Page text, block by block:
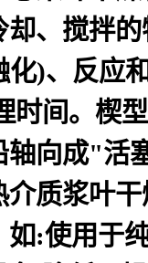
、搅拌
)、反应
时间。楔
轴向成"活
质浆叶
:使用于